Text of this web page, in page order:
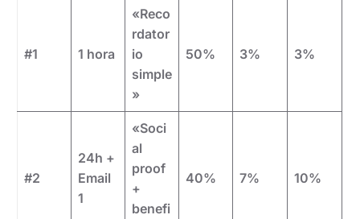
#1 1 hora
«Reco
rdator
io
simple
»
50% 3% 3%
#2
24h +
Email
1
«Soci
al
proof
+
benefi
40% 7% 10%